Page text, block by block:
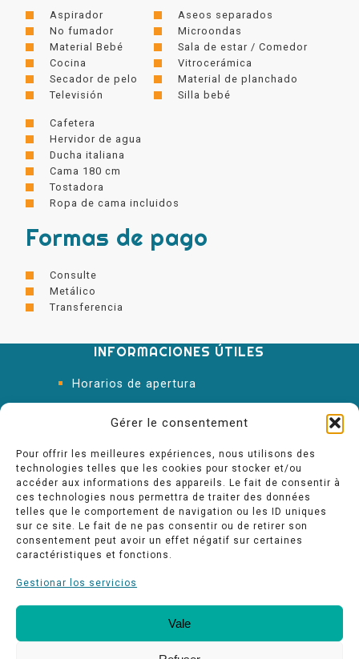
Gérer le consentement
Pour offrir les meilleures expériences, nous utilisons des
technologies telles que les cookies pour stocker et/ou
accéder aux informations des appareils. Le fait de consentir à
ces technologies nous permettra de traiter des données
telles que le comportement de navigation ou les ID uniques
sur ce site. Le fait de ne pas consentir ou de retirer son
consentement peut avoir un effet négatif sur certaines
caractéristiques et fonctions.
Gestionar los servicios
Vale
Aspirador
No fumador
Material Bebé
Cocina
Secador de pelo
Televisión
Aseos separados
Microondas
Sala de estar / Comedor
Vitrocerámica
Material de planchado
Silla bebé
Cafetera
Hervidor de agua
Ducha italiana
Cama 180 cm
Tostadora
Ropa de cama incluidos
Formas de pago
Consulte
Metálico
Transferencia
INFORMACIONES ÚTILES
Horarios de apertura
Oficina de Turismo
Nuestros compromisos de calidad